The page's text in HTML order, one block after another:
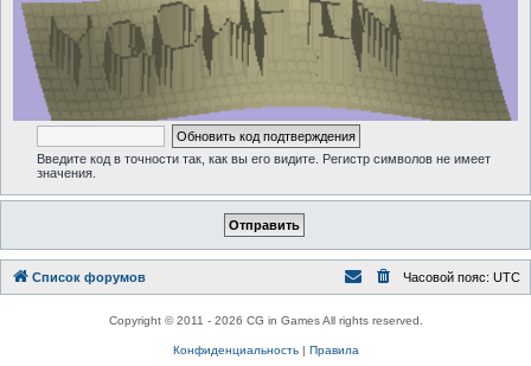
Введите код в точности так, как вы его видите. Регистр символов не имеет
значения.
Список форумов Часовой пояс: UTC
Copyright © 2011 - 2026 CG in Games All rights reserved.
Конфиденциальность| Правила